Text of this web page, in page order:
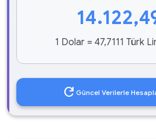
1 Dolar = 47,7111 Türk
refresh Güncel Verilerle